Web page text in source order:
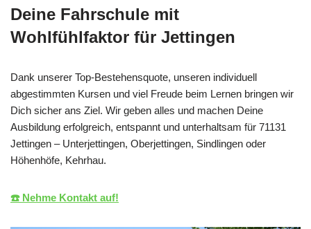
Deine Fahrschule mit
Wohlfühlfaktor für Jettingen
Dank unserer Top-Bestehensquote, unseren individuell
abgestimmten Kursen und viel Freude beim Lernen bringen wir
Dich sicher ans Ziel. Wir geben alles und machen Deine
Ausbildung erfolgreich, entspannt und unterhaltsam für 71131
Jettingen – Unterjettingen, Oberjettingen, Sindlingen oder
Höhenhöfe, Kehrhau.
☎️ Nehme Kontakt auf!